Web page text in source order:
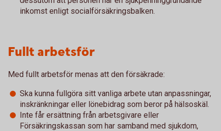
inkomst enligt socialförsäkringsbalken.
Fullt arbetsför
Med fullt arbetsför menas att den försäkrade:
Ska kunna fullgöra sitt vanliga arbete utan anpassningar,
inskränkningar eller lönebidrag som beror på hälsoskäl.
Inte får ersättning från arbetsgivare eller
Försäkringskassan som har samband med sjukdom,